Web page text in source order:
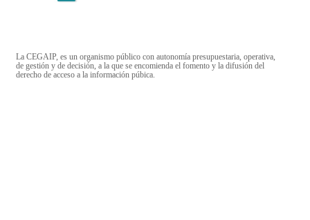
La CEGAIP, es un organismo público con autonomía presupuestaria, operativa,
de gestión y de decisión, a la que se encomienda el fomento y la difusión del
derecho de acceso a la información púbica.